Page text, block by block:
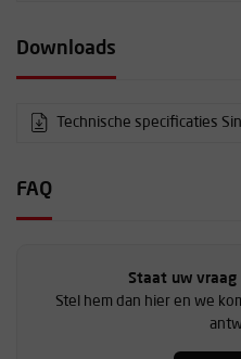
Downloads
Technische specificaties
FAQ
Staat uw vraag
Stel hem dan hier en we